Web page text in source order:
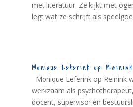
met literatuur. Ze kijkt met
legt wat ze schrijft als
Monique Leferink op Reinink
Monique Leferink op Reinink
werkzaam als
docent, supervisor en